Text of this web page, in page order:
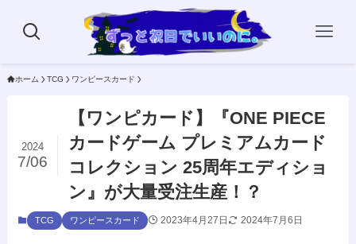
ホーム TCG ワンピースカード
【ワンピカード】『ONE PIECE
カードゲーム プレミアムカード
コレクション 25周年エディショ
ン』が大量受注生産！？
2024
7/06
TCG ワンピースカード 2023年4月27日 2024年7月6日